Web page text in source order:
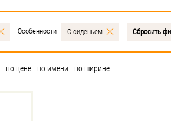
Особенности С сиденьем Сбросить
по цене по имени по ширине